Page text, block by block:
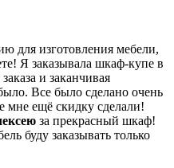
для изготовления мебели,
Я заказывала шкаф-купе в
и заканчивая
Все было сделано очень
мне ещё скидку сделали!
за прекрасный шкаф!
буду заказывать только